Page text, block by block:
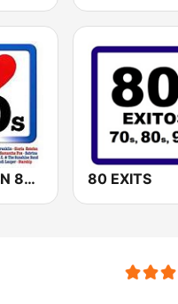
GENERACIÓN 80s 90s Neltume Chile Radio 80 EXITS